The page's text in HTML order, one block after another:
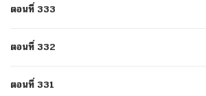
ตอนที่ 333
ตอนที่ 332
ตอนที่ 331